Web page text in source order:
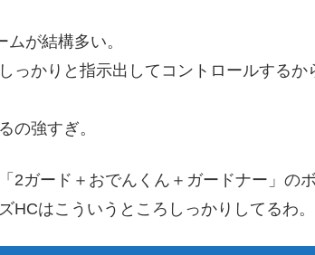
が結構多い。
っかりと指示出してコントロールするか
の強すぎ。
2ガード＋おでんくん＋ガードナー」の
HCはこういうところしっかりしてるわ。